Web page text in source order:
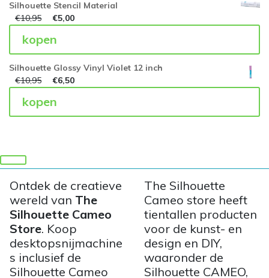
Silhouette Stencil Material
€10,95 €5,00
kopen
Silhouette Glossy Vinyl Violet 12 inch
€10,95 €6,50
kopen
Ontdek de creatieve
wereld van The
Silhouette Cameo
Store. Koop
desktopsnijmachine
s inclusief de
Silhouette Cameo
The Silhouette
Cameo store heeft
tientallen producten
voor de kunst- en
design en DIY,
waaronder de
Silhouette CAMEO,